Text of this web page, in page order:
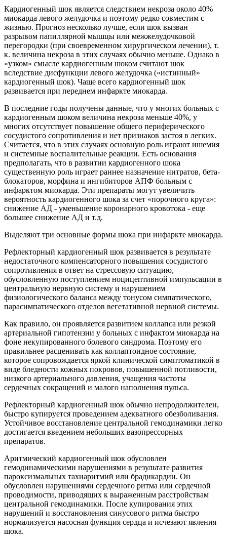
Кардиогенный шок является следствием некроза около 40%
миокарда левого желудочка и поэтому редко совместим с
жизнью. Прогноз несколько лучше, если шок вызван
разрывом папиллярной мышцы или межжелудочковой
перегородки (при своевременном хирургическом лечении), т.
к. величина некроза в этих случаях обычно меньше. Однако в
«узком» смысле кардиогенным шоком считают шок
вследствие дисфункции левого желудочка («истинный»
кардиогенный шок). Чаще всего кардиогенный шок
развивается при переднем инфаркте миокарда.
В последние годы получены данные, что у многих больных с
кардиогенным шоком величина некроза меньше 40%, у
многих отсутствует повышение общего периферического
сосудистого сопротивления и нет признаков застоя в легких.
Считается, что в этих случаях основную роль играют ишемия
и системные воспалительные реакции. Есть основания
предполагать, что в развитии кардиогенного шока
существенную роль играет раннее назначение нитратов, бета-
блокаторов, морфина и ингибиторов АПФ больным с
инфарктом миокарда. Эти препараты могут увеличить
вероятность кардиогенного шока за счет «порочного круга»:
снижение АД - уменьшение коронарного кровотока - еще
большее снижение АД и т.д.
Выделяют три основные формы шока при инфаркте миокарда.
Рефлекторный кардиогенный шок развивается в результате
недостаточного компенсаторного повышения сосудистого
сопротивления в ответ на стрессовую ситуацию,
обусловленную поступлением ноцицептивной импульсации в
центральную нервную систему и нарушением
физиологического баланса между тонусом симпатического,
парасимпатического отделов вегетативной нервной системы.
Как правило, он проявляется развитием коллапса или резкой
артериальной гипотензии у больных с инфактом миокарда на
фоне некупированного болевого синдрома. Поэтому его
правильнее расценивать как коллаптоидное состояние,
которое сопровождается яркой клинической симптоматикой в
виде бледности кожных покровов, повышенной потливости,
низкого артериального давления, учащения частоты
сердечных сокращений и малого наполнения пульса.
Рефлекторный кардиогенный шок обычно непродолжителен,
быстро купируется проведением адекватного обезболивания.
Устойчивое восстановление центральной гемодинамики легко
достигается введением небольших вазопрессорных
препаратов.
Аритмический кардиогенный шок обусловлен
гемодинамическими нарушениями в результате развития
пароксизмальных тахиаритмий или брадикардии. Он
обусловлен нарушениями сердечного ритма или сердечной
проводимости, приводящих к выраженным расстройствам
центральной гемодинамики. После купирования этих
нарушений и восстановления синусового ритма быстро
нормализуется насосная функция сердца и исчезают явления
шока.